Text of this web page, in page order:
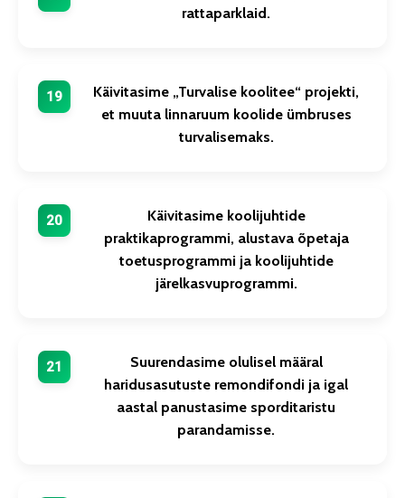
rattaparklaid.
Käivitasime „Turvalise koolitee“ projekti,
et muuta linnaruum koolide ümbruses
turvalisemaks.
Käivitasime koolijuhtide
praktikaprogrammi, alustava õpetaja
toetusprogrammi ja koolijuhtide
järelkasvuprogrammi.
Suurendasime olulisel määral
haridusasutuste remondifondi ja igal
aastal panustasime sporditaristu
parandamisse.